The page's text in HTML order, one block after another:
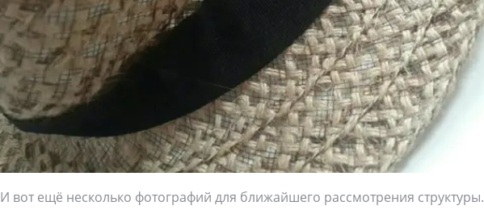
И вот ещё несколько фотографий для ближайшего рассмотрения структуры.